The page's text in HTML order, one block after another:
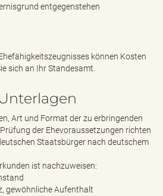
entgegenstehen
können Kosten
sich an Ihr Standesamt.
Art und Format der zu erbringenden
der Ehevoraussetzungen richten
Staatsbürger nach deutschem
ist nachzuweisen:
gewöhnliche Aufenthalt